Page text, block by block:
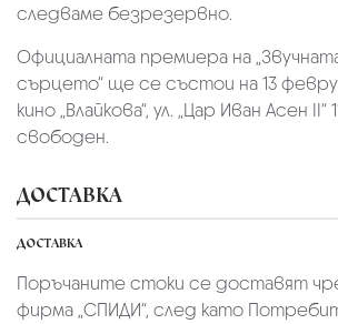
следваме безрезервно.
Официалната премиера на
сърцето“ ще се състои на 13
кино „Влайкова“, ул. „Цар Иван Асен II“
свободен.
ДОСТАВКА
ДОСТАВКА
Поръчаните стоки се доставят
фирмa „СПИДИ“, след като